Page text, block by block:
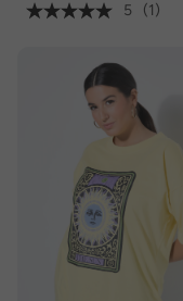
5
(1)